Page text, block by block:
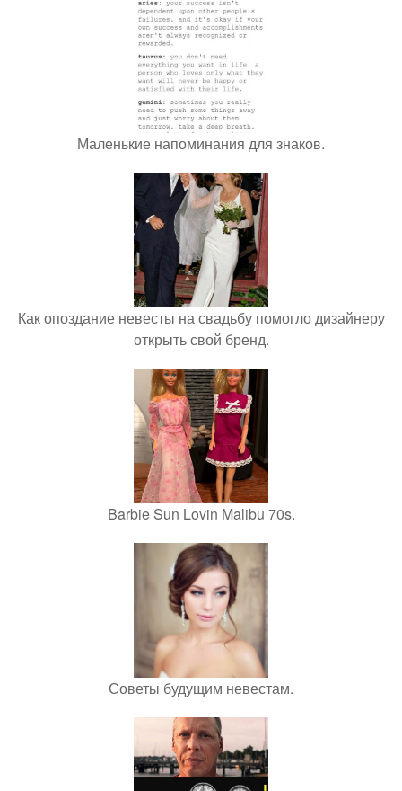
Маленькие напоминания для знаков.
Как опоздание невесты на свадьбу помогло дизайнеру
открыть свой бренд.
Barbie Sun Lovin Malibu 70s.
Советы будущим невестам.